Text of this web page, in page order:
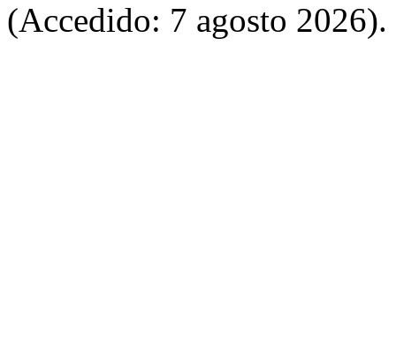
(Accedido: 7 agosto 2026).